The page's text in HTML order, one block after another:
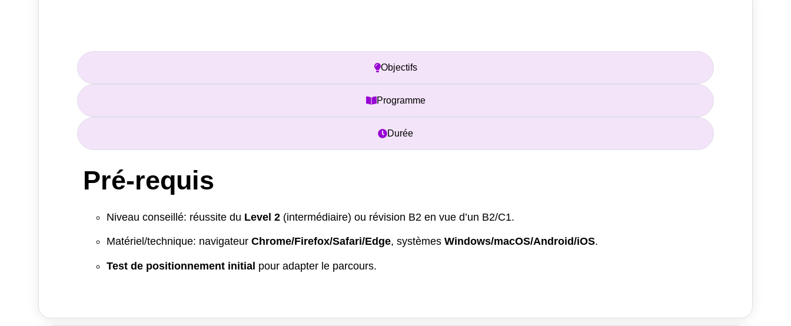
Objectifs
Programme
Durée
Pré-requis
Niveau conseillé: réussite du Level 2 (intermédiaire) ou révision B2 en vue d’un B2/C1.
Matériel/technique: navigateur Chrome/Firefox/Safari/Edge, systèmes Windows/macOS/Android/iOS.
Test de positionnement initial pour adapter le parcours.